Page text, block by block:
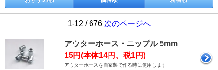
1-12 / 676 次のページへ
アウターホース・ニップル 5mm
15円(本体14円、税1円)
アウターホースを自家製で作る時に使用します